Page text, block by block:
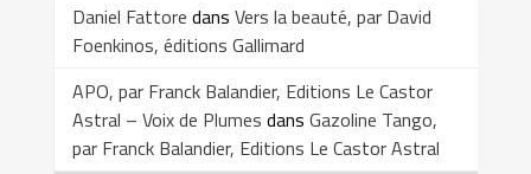
Daniel Fattore dans Vers la beauté, par David
Foenkinos, éditions Gallimard
APO, par Franck Balandier, Editions Le Castor
Astral – Voix de Plumes dans Gazoline Tango,
par Franck Balandier, Editions Le Castor Astral